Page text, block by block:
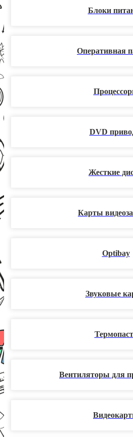
Блоки
Оперативная
DVD
Жесткие
Карты
Optibay
Звуковые
Вентиляторы для